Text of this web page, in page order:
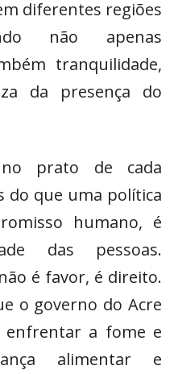
diferentes regiões
não apenas
tranquilidade,
da presença do
no prato de cada
do que uma política
humano, é
das pessoas.
é favor, é direito.
o governo do Acre
enfrentar a fome e
alimentar e